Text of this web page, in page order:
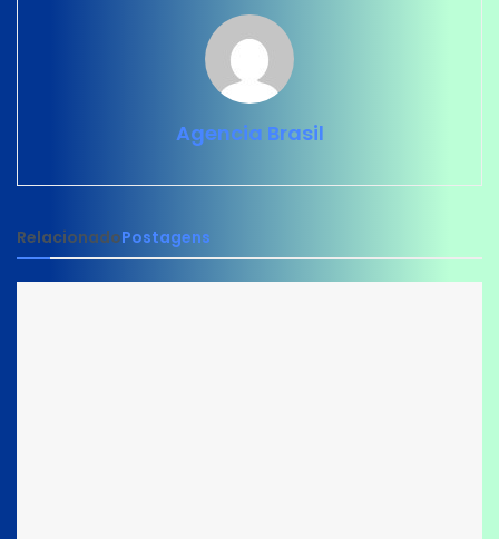
Agencia Brasil
RelacionadoPostagens